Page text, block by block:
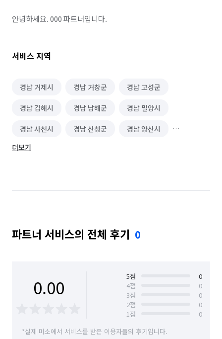
안녕하세요. 000 파트너입니다.
서비스 지역
경남 거제시 경남 거창군 경남 고성군
경남 김해시 경남 남해군 경남 밀양시
경남 사천시 경남 산청군 경남 양산시
경남 의령군
경남 창원시 성산구 경남 창원시 의창구
경남 함안군 경남 함양군 경남 합천군
더보기
파트너 서비스의 전체 후기 0
0.00 5점
0
4점
0
3점
0
2점
0
1점
0
*실제 미소에서 서비스를 받은 이용자들의 후기입니다.